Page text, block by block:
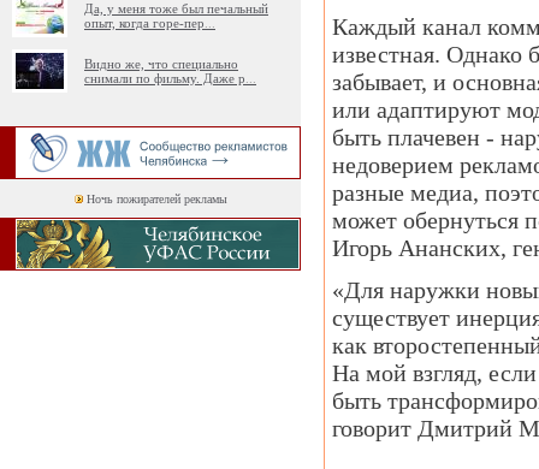
Да, у меня тоже был печальный
опыт, когда горе-пер
Видно же, что специально
снимали по фильму. Даже р
Ночь пожирателей рекламы
Каждый канал
известная. Однако
забывает, и
или адаптируют
быть плачевен -
недоверием
разные медиа,
может обернуться
Игорь Ананских,
«Для наружки
существует
как
На мой взгляд,
быть
говорит Дмитрий